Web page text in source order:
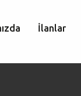
İlanlar